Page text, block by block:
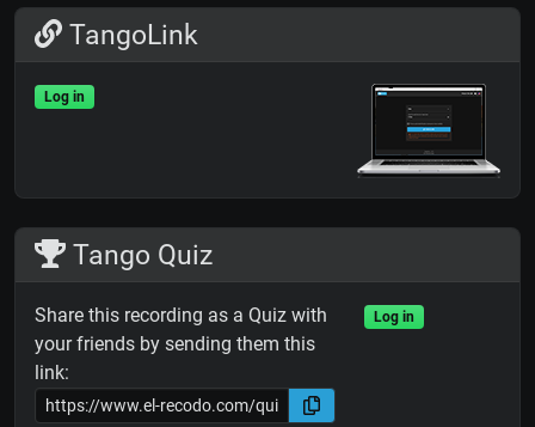
TangoLink
Log in
Tango Quiz
Share this recording as a Quiz with
your friends by sending them this
link:
Log in